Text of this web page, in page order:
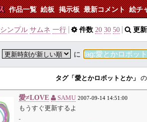
作品一覧 絵板 掲示板 最新コメント 絵チ
シンプル サムネ 一行 件数 20 30 50 更
に
タグ「愛とかロボットとか」
愛≠LOVE SAMU 2007-09-14 14:51:00
もうすぐ更新するよ
-